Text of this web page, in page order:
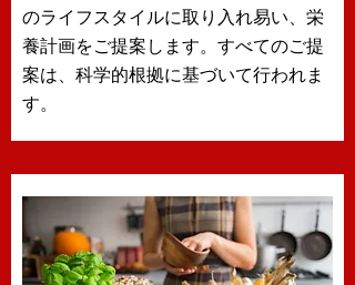
のライフスタイルに取り入れ易い、栄
養計画をご提案します。すべてのご提
案は、科学的根拠に基づいて行われま
す。